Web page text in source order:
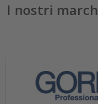
I nostri